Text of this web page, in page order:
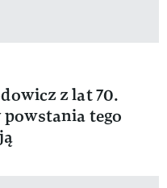
z lat 70.
powstania tego